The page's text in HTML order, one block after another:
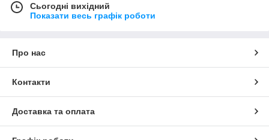
Сьогодні вихідний
Показати весь графік роботи
Про нас
Контакти
Доставка та оплата